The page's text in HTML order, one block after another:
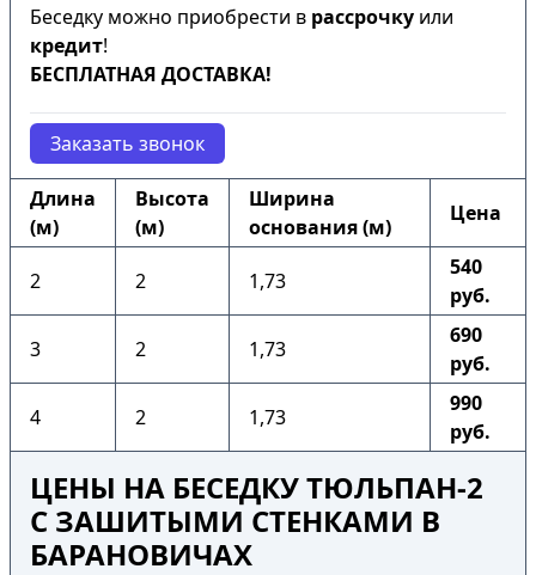
Беседку можно приобрести в рассрочку или
кредит!
БЕСПЛАТНАЯ ДОСТАВКА!
Заказать звонок
Длина
(м)
Высота
(м)
Ширина
основания (м)
Цена
2 2 1,73
540
руб.
3 2 1,73
690
руб.
4 2 1,73
990
руб.
ЦЕНЫ НА БЕСЕДКУ ТЮЛЬПАН-2
С ЗАШИТЫМИ СТЕНКАМИ В
БАРАНОВИЧАХ